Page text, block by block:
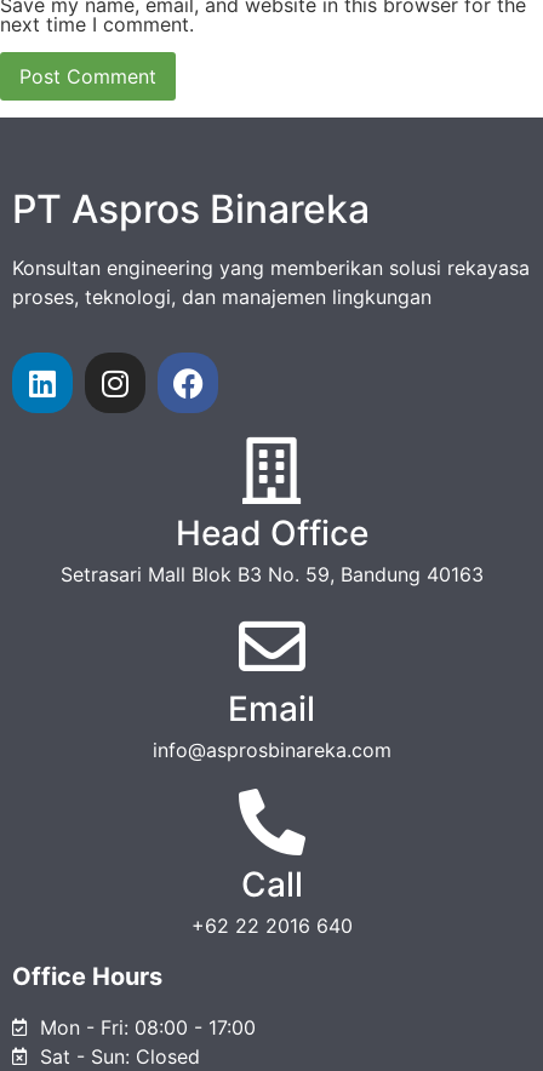
Save my name, email, and website in this browser for the
next time I comment.
PT Aspros Binareka
Konsultan engineering yang memberikan solusi rekayasa
proses, teknologi, dan manajemen lingkungan
Head Office
Setrasari Mall Blok B3 No. 59, Bandung 40163
Email
info@asprosbinareka.com
Call
+62 22 2016 640
Office Hours
Mon - Fri: 08:00 - 17:00
Sat - Sun: Closed